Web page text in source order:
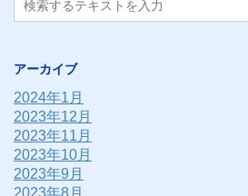
アーカイブ
2024年1月
2023年12月
2023年11月
2023年10月
2023年9月
2023年8月